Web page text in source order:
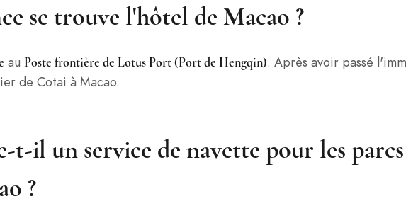
se trouve l'hôtel de Macao ?
au Poste frontière de Lotus Port (Port de Hengqin). Après avoir passé
de Cotai à Macao.
t-il un service de navette pour les
?